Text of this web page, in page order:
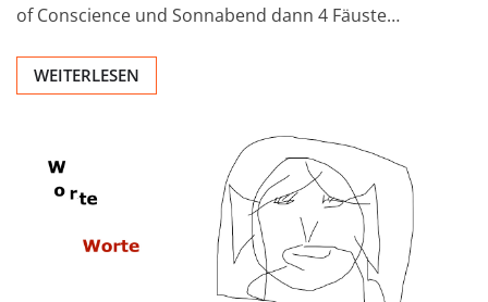
of Conscience und Sonnabend dann 4 Fäuste…
WEITERLESEN